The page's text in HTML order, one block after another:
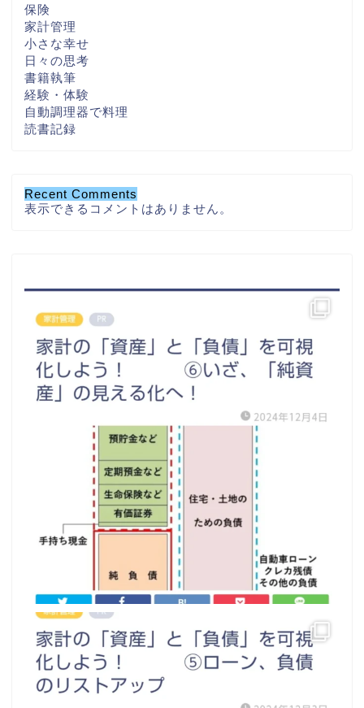
保険
家計管理
小さな幸せ
日々の思考
書籍執筆
経験・体験
自動調理器で料理
読書記録
Recent Comments
表示できるコメントはありません。